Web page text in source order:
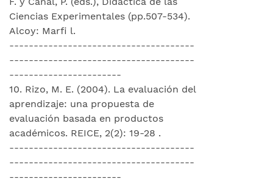
Ciencias Experimentales (pp.507-534).
Alcoy: Marfi l.
--------------------------------------
--------------------------------------
-----------------------
10. Rizo, M. E. (2004). La evaluación del
aprendizaje: una propuesta de
evaluación basada en productos
académicos. REICE, 2(2): 19-28 .
--------------------------------------
--------------------------------------
-----------------------